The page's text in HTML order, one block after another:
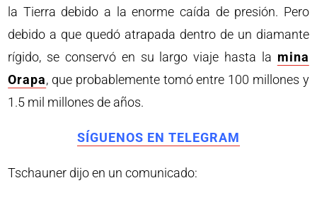
la Tierra debido a la enorme caída de presión. Pero
debido a que quedó atrapada dentro de un diamante
rígido, se conservó en su largo viaje hasta la mina
Orapa, que probablemente tomó entre 100 millones y
1.5 mil millones de años.
SÍGUENOS EN TELEGRAM
Tschauner dijo en un comunicado: